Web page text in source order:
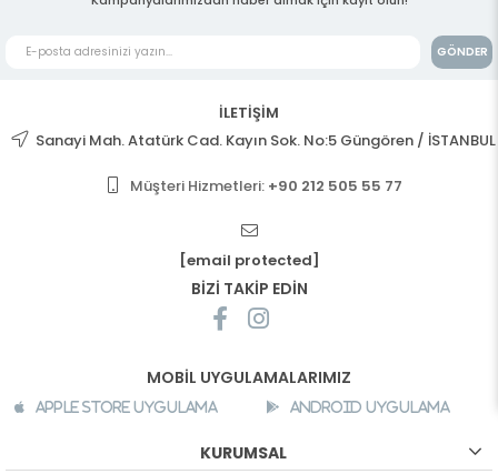
GÖNDER
İLETİŞİM
Sanayi Mah. Atatürk Cad. Kayın Sok. No:5 Güngören / İSTANBUL
Müşteri Hizmetleri: +90 212 505 55 77
[email protected]
BİZİ TAKİP EDİN
MOBİL UYGULAMALARIMIZ
Apple Store Uygulama Android Uygulama
KURUMSAL